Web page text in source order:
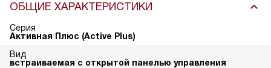
ОБЩИЕ ХАРАКТЕРИСТИКИ
Серия
Активная Плюс (Active Plus)
Вид
встраиваемая с открытой панелью управления